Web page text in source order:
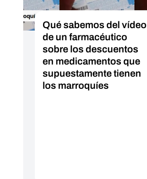
Qué sabemos del vídeo
de un farmacéutico
sobre los descuentos
en medicamentos que
supuestamente tienen
los marroquíes